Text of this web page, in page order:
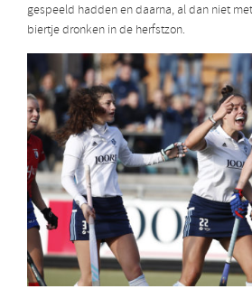
gespeeld hadden en daarna, al dan niet
biertje dronken in de herfstzon.